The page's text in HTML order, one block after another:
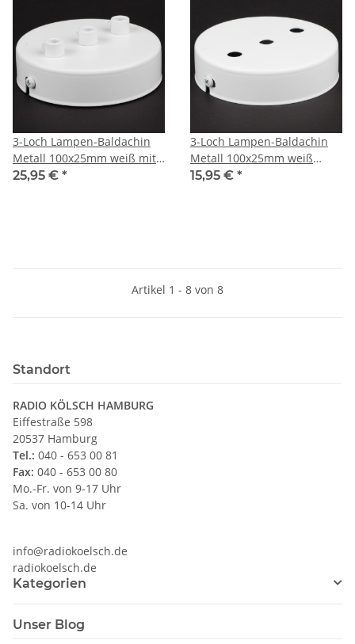
3-Loch Lampen-Baldachin
Metall 100x25mm weiß mit
Zugentlaster Metall für 3
25,95 € *
3-Loch Lampen-Baldachin
Metall 100x25mm weiß
ohne Zugentlaster für 3
15,95 € *
Artikel 1 - 8 von 8
Standort
RADIO KÖLSCH HAMBURG
Eiffestraße 598
20537 Hamburg
Tel.: 040 - 653 00 81
Fax: 040 - 653 00 80
Mo.-Fr. von 9-17 Uhr
Sa. von 10-14 Uhr
info@radiokoelsch.de
radiokoelsch.de
Kategorien
Unser Blog